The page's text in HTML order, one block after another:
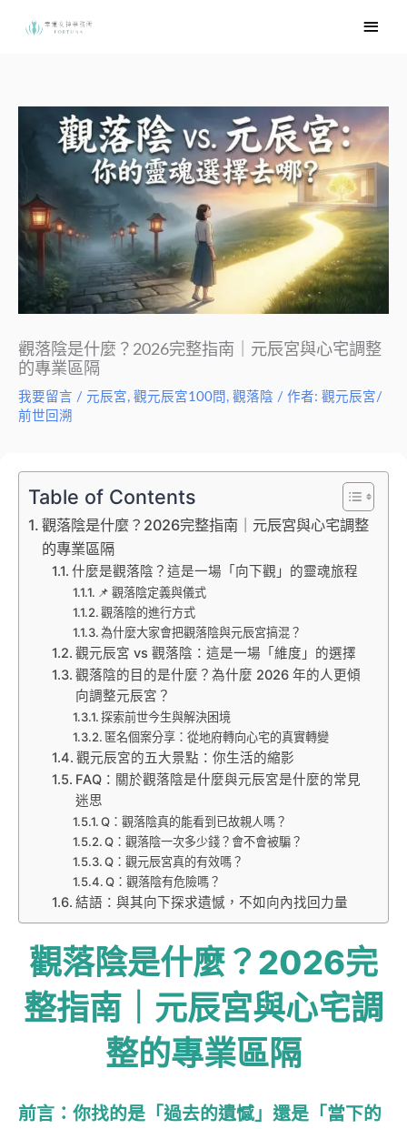
單
觀落陰是什麼？2026完整指南｜元辰宮與心宅調整
的專業區隔
我要留言 / 元辰宮, 觀元辰宮100問 , 觀落陰 / 作者: 觀元辰宮/
前世回溯
Table of Contents
觀落陰是什麼？2026完整指南｜元辰宮與心宅調整
的專業區隔
什麼是觀落陰？這是一場「向下觀」的靈魂旅程
📌 觀落陰定義與儀式
觀落陰的進行方式
為什麼大家會把觀落陰與元辰宮搞混？
觀元辰宮 vs 觀落陰：這是一場「維度」的選擇
觀落陰的目的是什麼？為什麼 2026 年的人更傾
向調整元辰宮？
探索前世今生與解決困境
匿名個案分享：從地府轉向心宅的真實轉變
觀元辰宮的五大景點：你生活的縮影
FAQ：關於觀落陰是什麼與元辰宮是什麼的常見
迷思
Q：觀落陰真的能看到已故親人嗎？
Q：觀落陰一次多少錢？會不會被騙？
Q：觀元辰宮真的有效嗎？
Q：觀落陰有危險嗎？
結語：與其向下探求遺憾，不如向內找回力量
觀落陰是什麼？2026完
整指南｜元辰宮與心宅調
整的專業區隔
前言：你找的是「過去的遺憾」還是「當下的